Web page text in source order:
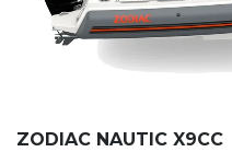
ZODIAC NAUTIC X9CC